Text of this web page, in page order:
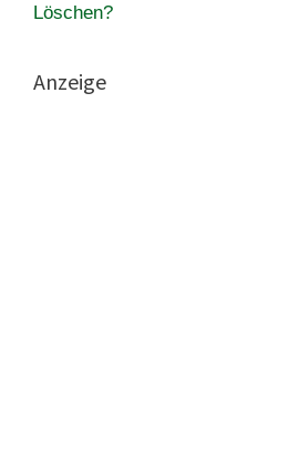
Löschen?
Anzeige